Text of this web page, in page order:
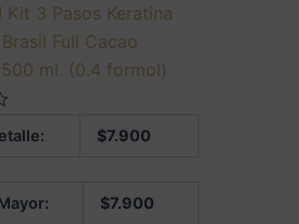
Kit 3 Pasos Keratina
Full Cacao
ml. (0.4 formol)
$7.900
$7.900